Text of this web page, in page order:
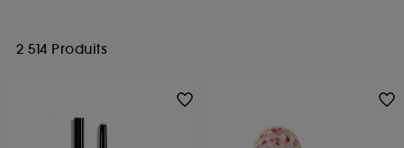
2 514 Produits